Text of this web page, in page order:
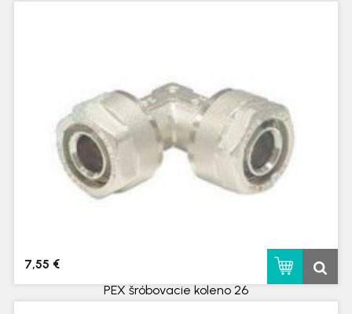
PEX šróbovacie koleno 26
7,55 €